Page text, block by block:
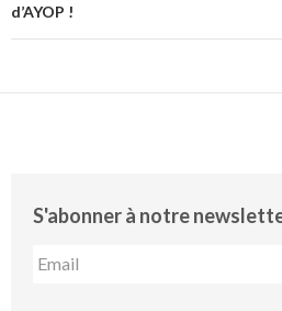
d’AYOP !
S'abonner à notre